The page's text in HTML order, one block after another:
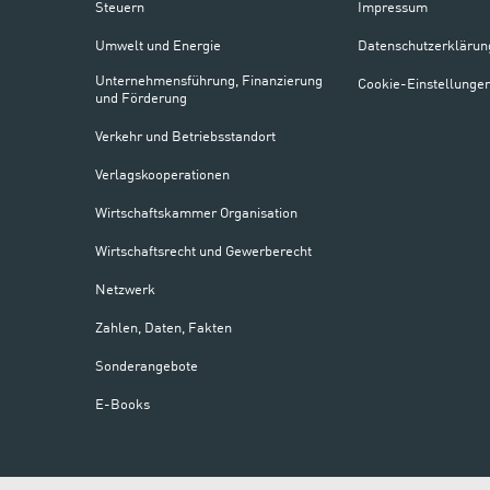
Steuern
Umwelt und Energie
Unternehmensführung, Finanzierung
und Förderung
Verkehr und Betriebsstandort
Verlagskooperationen
Wirtschaftskammer Organisation
Wirtschaftsrecht und Gewerberecht
Netzwerk
Zahlen, Daten, Fakten
Sonderangebote
E-Books
Impressum
Cookie-